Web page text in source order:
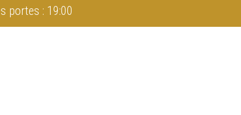
portes : 19:00